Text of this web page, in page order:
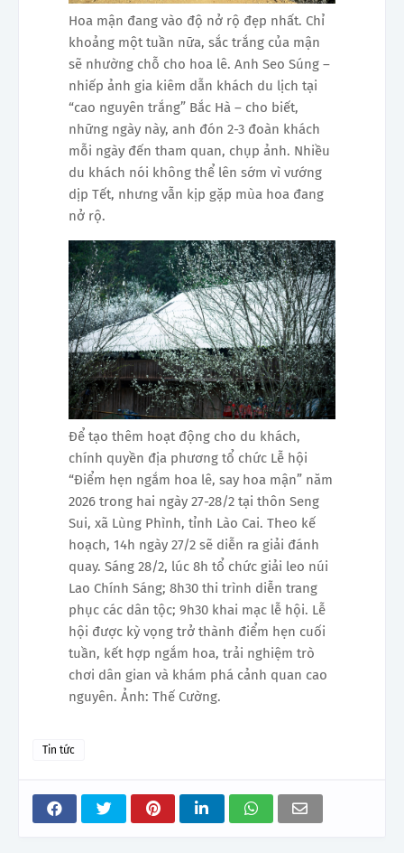
Hoa mận đang vào độ nở rộ đẹp nhất. Chỉ
khoảng một tuần nữa, sắc trắng của mận
sẽ nhường chỗ cho hoa lê. Anh Seo Súng –
nhiếp ảnh gia kiêm dẫn khách du lịch tại
“cao nguyên trắng” Bắc Hà – cho biết,
những ngày này, anh đón 2-3 đoàn khách
mỗi ngày đến tham quan, chụp ảnh. Nhiều
du khách nói không thể lên sớm vì vướng
dịp Tết, nhưng vẫn kịp gặp mùa hoa đang
nở rộ.
Để tạo thêm hoạt động cho du khách,
chính quyền địa phương tổ chức Lễ hội
“Điểm hẹn ngắm hoa lê, say hoa mận” năm
2026 trong hai ngày 27-28/2 tại thôn Seng
Sui, xã Lùng Phình, tỉnh Lào Cai. Theo kế
hoạch, 14h ngày 27/2 sẽ diễn ra giải đánh
quay. Sáng 28/2, lúc 8h tổ chức giải leo núi
Lao Chính Sáng; 8h30 thi trình diễn trang
phục các dân tộc; 9h30 khai mạc lễ hội. Lễ
hội được kỳ vọng trở thành điểm hẹn cuối
tuần, kết hợp ngắm hoa, trải nghiệm trò
chơi dân gian và khám phá cảnh quan cao
nguyên. Ảnh: Thế Cường.
Tin tức